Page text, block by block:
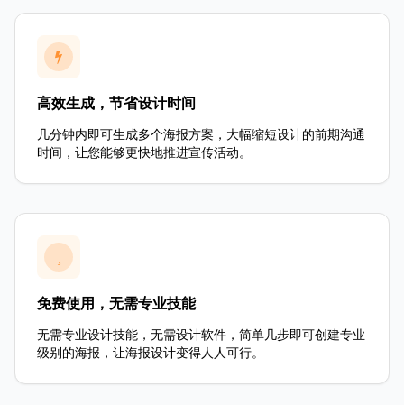
高效生成，节省设计时间
几分钟内即可生成多个海报方案，大幅缩短设计的前期沟通
时间，让您能够更快地推进宣传活动。
免费使用，无需专业技能
无需专业设计技能，无需设计软件，简单几步即可创建专业
级别的海报，让海报设计变得人人可行。